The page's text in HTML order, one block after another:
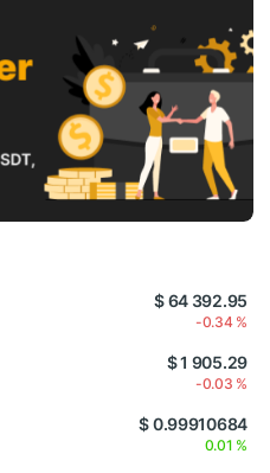
$ 64 392.95
-0.34 %
$ 1 905.29
-0.03 %
$ 0.99910684
0.01 %